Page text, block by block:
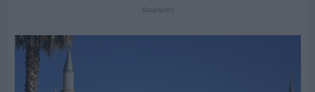
Διαφήμιση